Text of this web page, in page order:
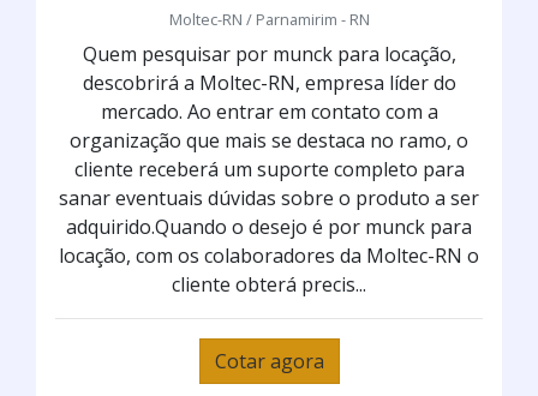
Moltec-RN / Parnamirim - RN
Quem pesquisar por munck para locação,
descobrirá a Moltec-RN, empresa líder do
mercado. Ao entrar em contato com a
organização que mais se destaca no ramo, o
cliente receberá um suporte completo para
sanar eventuais dúvidas sobre o produto a ser
adquirido.Quando o desejo é por munck para
locação, com os colaboradores da Moltec-RN o
cliente obterá precis...
Cotar agora